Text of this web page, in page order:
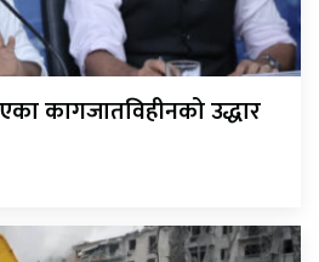
कागजातविहीनको उद्धार